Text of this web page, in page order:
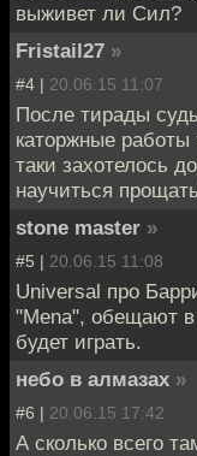
выживет ли Сил?
Fristail27 »
#4 | 20.06.15 11:07
После тирады
каторжные
таки захотелось
научиться
stone master »
#5 | 20.06.15 11:08
Universal про
"Mena", обещают в
будет играть.
небо в алмазах »
#6 | 20.06.15 17:42
А сколько всего